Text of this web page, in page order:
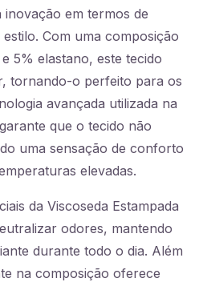
inovação em termos de
Com uma composição
5% elastano, este tecido
tornando-o perfeito para os
avançada utilizada na
que o tecido não
uma sensação de conforto
elevadas.
da Viscoseda Estampada
odores, mantendo
durante todo o dia. Além
na composição oferece